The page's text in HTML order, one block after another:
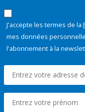
J'accepte les termes de la
mes données
l'abonnement à la